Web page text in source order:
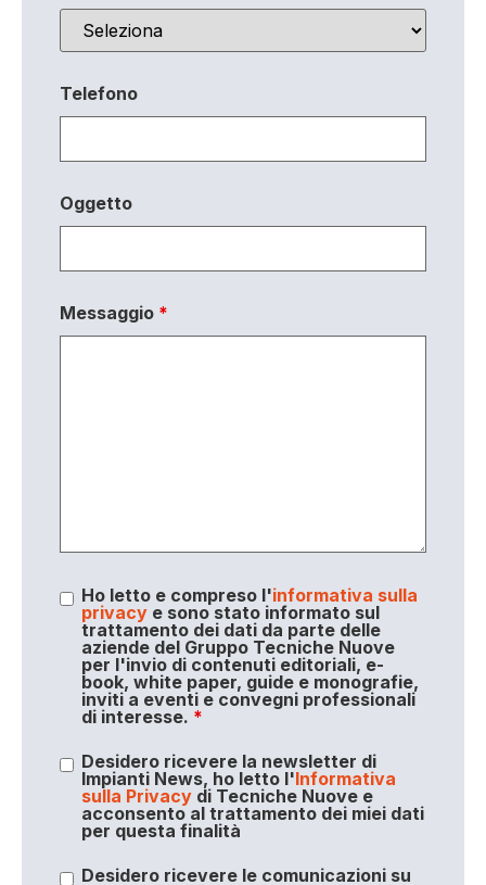
Telefono
Oggetto
Messaggio *
Ho letto e compreso l'informativa sulla
privacye sono stato informato sul
trattamento dei dati da parte delle
aziende del Gruppo Tecniche Nuove
per l'invio di contenuti editoriali, e-
book, white paper, guide e monografie,
inviti a eventi e convegni professionali
di interesse. *
Desidero ricevere la newsletter di
Impianti News, ho letto l'Informativa
sulla Privacydi Tecniche Nuove e
acconsento al trattamento dei miei dati
per questa finalità
Desidero ricevere le comunicazioni su